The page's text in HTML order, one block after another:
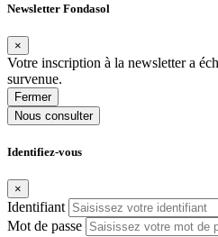
Newsletter Fondasol
×
Votre inscription à la newsletter a
survenue.
Fermer
Nous consulter
Identifiez-vous
×
Identifiant
Mot de passe